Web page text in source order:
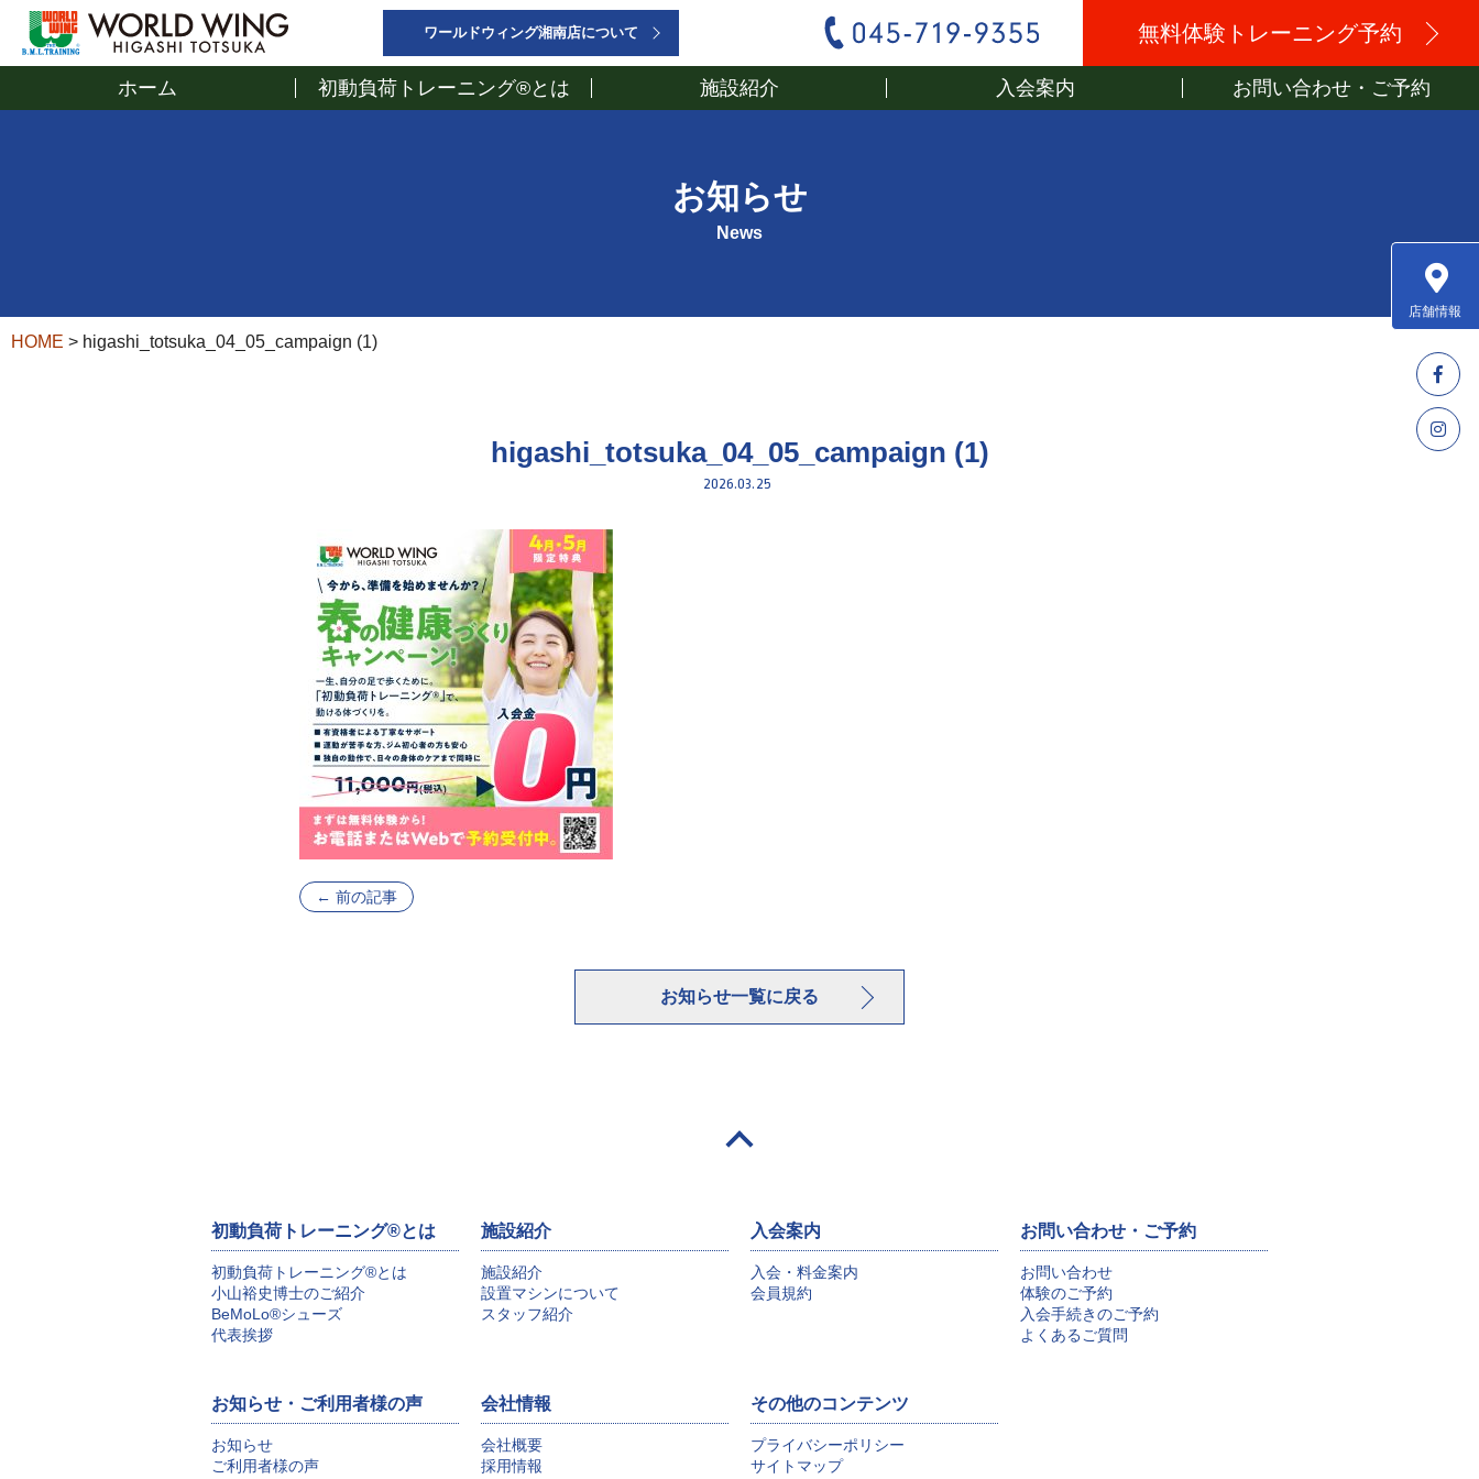
ワールドウィング湘南店について 無料体験トレーニング予約
店舗情報
ホーム 初動負荷トレーニング®とは 施設紹介 入会案内 お問い合わせ・ご予約
お知らせ
News
HOME > higashi_totsuka_04_05_campaign (1)
higashi_totsuka_04_05_campaign (1)
2026.03.25
← 前の記事
お知らせ一覧に戻る
初動負荷トレーニング®とは
初動負荷トレーニング®とは
小山裕史博士のご紹介
BeMoLo®シューズ
代表挨拶
施設紹介
施設紹介
設置マシンについて
スタッフ紹介
入会案内
入会・料金案内
会員規約
お問い合わせ・ご予約
お問い合わせ
体験のご予約
入会手続きのご予約
よくあるご質問
お知らせ・ご利用者様の声
お知らせ
ご利用者様の声
会社情報
会社概要
採用情報
その他のコンテンツ
プライバシーポリシー
サイトマップ